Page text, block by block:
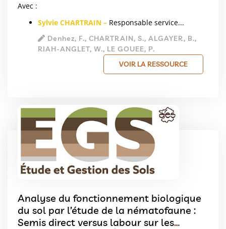
Avec :
Sylvie CHARTRAIN – Responsable service...
Denhez, F., CHARTRAIN, S., ALGAYER, B.,
RIAH-ANGLET, W., LE GOUEE, P.
VOIR LA RESSOURCE
Analyse du fonctionnement biologique
du sol par l’étude de la nématofaune :
Semis direct versus labour sur les